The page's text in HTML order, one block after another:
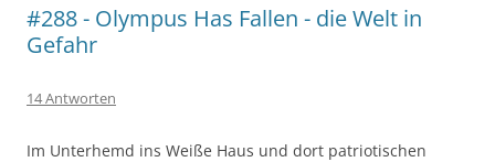
#288 - Olympus Has Fallen - die Welt in
Gefahr
14 Antworten
Im Unterhemd ins Weiße Haus und dort patriotischen